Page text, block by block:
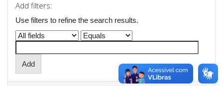
Add filters:
Use filters to refine the search results.